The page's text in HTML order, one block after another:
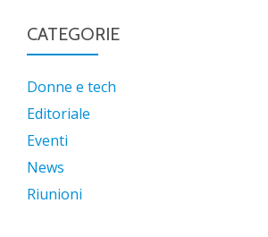
CATEGORIE
Donne e tech
Editoriale
Eventi
News
Riunioni